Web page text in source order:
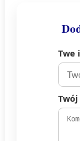
Twe